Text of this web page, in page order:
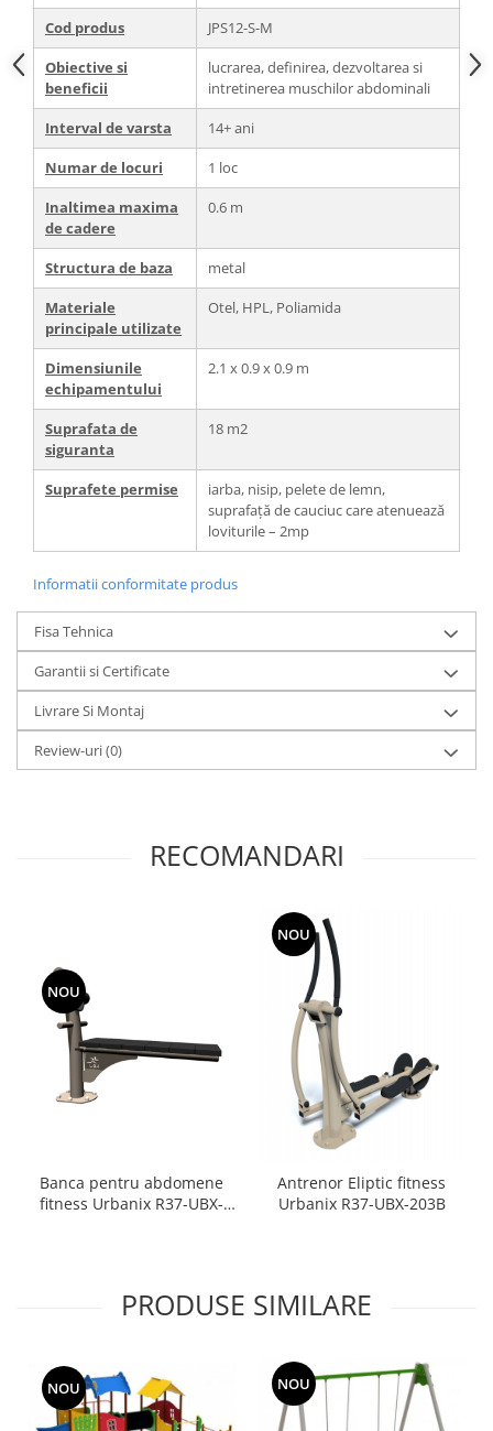
Cod produs
JPS12-S-M
Obiective si
beneficii
lucrarea, definirea, dezvoltarea si
intretinerea muschilor abdominali
Interval de varsta
14+ ani
Numar de locuri
1 loc
Inaltimea maxima
de cadere
0.6 m
Structura de baza
metal
Materiale
principale utilizate
Otel, HPL, Poliamida
Dimensiunile
echipamentului
2.1 x 0.9 x 0.9 m
Suprafata de
siguranta
18 m2
Suprafete permise
iarba, nisip, pelete de lemn,
suprafață de cauciuc care atenuează
loviturile – 2mp
Informatii conformitate produs
Fisa Tehnica
Garantii si Certificate
Livrare Si Montaj
Review-uri(0)
RECOMANDARI
NOU
Banca pentru abdomene
fitness Urbanix R37-UBX-
NOU
Antrenor Eliptic fitness
Urbanix R37-UBX-203B
PRODUSE SIMILARE
NOU NOU